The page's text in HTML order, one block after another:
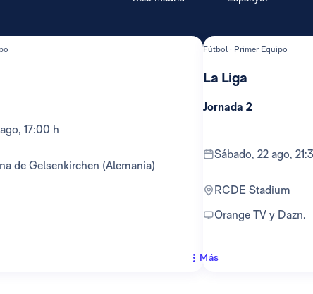
17:00 h
de Gelsenkirchen (Alemania)
Fútbol · Primer Equipo
La Liga
Jornada 2
sábado, 22 ago,
RCDE Stadium
Orange TV y Dazn.
Más